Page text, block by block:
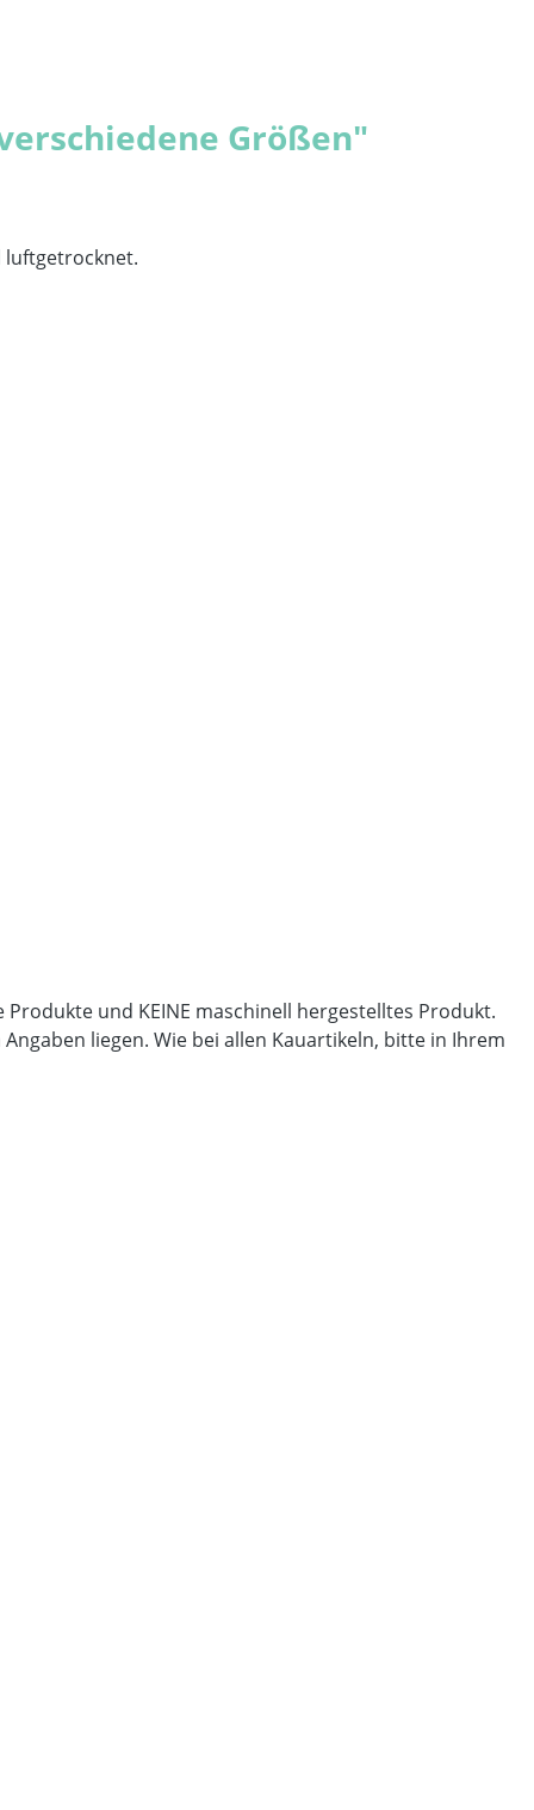
Größen"
luftgetrocknet.
und KEINE maschinell hergestelltes Produkt.
liegen. Wie bei allen Kauartikeln, bitte in Ihrem